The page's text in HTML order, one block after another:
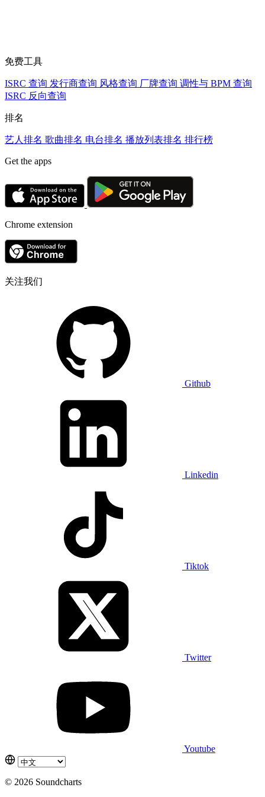
免费工具
ISRC 查询 发行商查询 风格查询 厂牌查询 调性与 BPM 查询
ISRC 反向查询
排名
艺人排名 歌曲排名 电台排名 播放列表排名 排行榜
Get the apps
Chrome extension
关注我们
Github
Linkedin
Tiktok
Twitter
Youtube
© 2026 Soundcharts